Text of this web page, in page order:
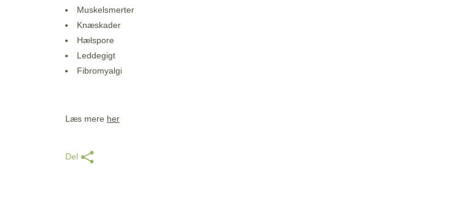
Muskelsmerter
Knæskader
Hælspore
Leddegigt
Fibromyalgi
Læs mere her
Del